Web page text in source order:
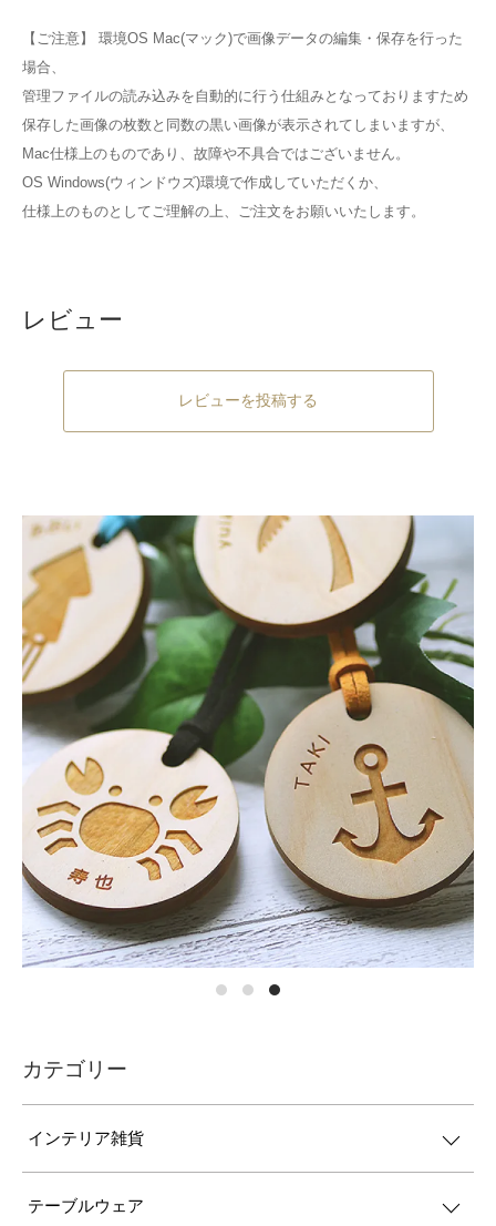
【ご注意】 環境OS Mac(マック)で画像データの編集・保存を行った
場合、
管理ファイルの読み込みを自動的に行う仕組みとなっておりますため
保存した画像の枚数と同数の黒い画像が表示されてしまいますが、
Mac仕様上のものであり、故障や不具合ではございません。
OS Windows(ウィンドウズ)環境で作成していただくか、
仕様上のものとしてご理解の上、ご注文をお願いいたします。
レビュー
レビューを投稿する
カテゴリー
インテリア雑貨
テーブルウェア